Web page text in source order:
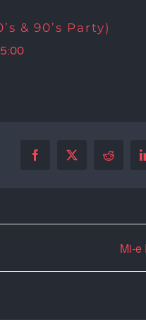
& 90’s Party)
Facebook
X Reddit
Mi-e